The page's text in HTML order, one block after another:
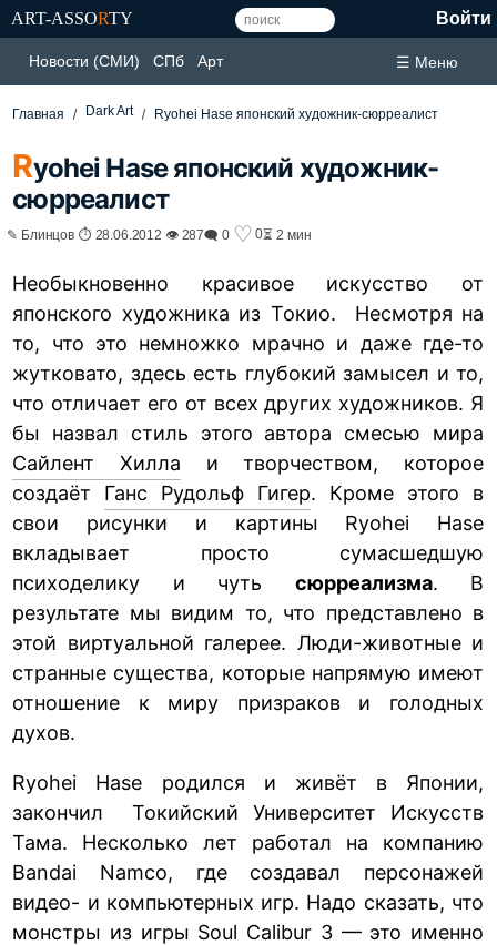
ART-ASSORTY Войти
Новости (СМИ) СПб Арт ☰ Меню
Главная Dark Art Ryohei Hase японский художник-сюрреалист
Ryohei Hase японский художник-
сюрреалист
✎ Блинцов ⏱ 28.06.2012 👁 287🗨 0 ♡ 0⏳ 2 мин
Необыкновенно красивое искусство от
японского художника из Токио. Несмотря на
то, что это немножко мрачно и даже где-то
жутковато, здесь есть глубокий замысел и то,
что отличает его от всех других художников. Я
бы назвал стиль этого автора смесью мира
Сайлент Хилла и творчеством, которое
создаёт Ганс Рудольф Гигер. Кроме этого в
свои рисунки и картины Ryohei Hase
вкладывает просто сумасшедшую
психоделику и чуть сюрреализма. В
результате мы видим то, что представлено в
этой виртуальной галерее. Люди-животные и
странные существа, которые напрямую имеют
отношение к миру призраков и голодных
духов.
Ryohei Hase родился и живёт в Японии,
закончил Токийский Университет Искусств
Тама. Несколько лет работал на компанию
Bandai Namco, где создавал персонажей
видео- и компьютерных игр. Надо сказать, что
монстры из игры Soul Calibur 3 — это именно